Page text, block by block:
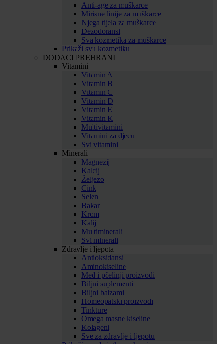
Anti-age za muškarce
Mirisne linije za muškarce
Njega tijela za muškarce
Dezodoransi
Sva kozmetika za muškarce
Prikaži svu kozmetiku
DODACI PREHRANI
Vitamini
Vitamin A
Vitamin B
Vitamin C
Vitamin D
Vitamin E
Vitamin K
Multivitamini
Vitamini za djecu
Svi vitamini
Minerali
Magnezij
Kalcij
Željezo
Cink
Selen
Bakar
Krom
Kalij
Multiminerali
Svi minerali
Zdravlje i ljepota
Antioksidansi
Aminokiseline
Med i pčelinji proizvodi
Biljni suplementi
Biljni balzami
Homeopatski proizvodi
Tinkture
Omega masne kiseline
Kolageni
Sve za zdravlje i ljepotu